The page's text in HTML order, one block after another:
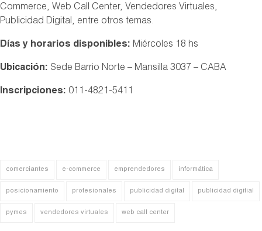
Commerce, Web Call Center, Vendedores Virtuales,
Publicidad Digital, entre otros temas.
Días y horarios disponibles: Miércoles 18 hs
Ubicación: Sede Barrio Norte – Mansilla 3037 – CABA
Inscripciones: 011-4821-5411
comerciantes e-commerce emprendedores informática
posicionamiento profesionales publicidad digital publicidad digitial
pymes vendedores virtuales web call center